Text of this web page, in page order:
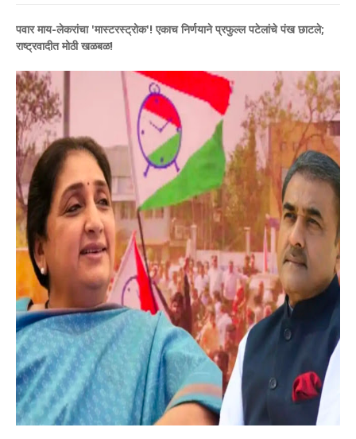
पवार माय-लेकरांचा 'मास्टरस्ट्रोक'! एकाच निर्णयाने प्रफुल्ल पटेलांचे पंख छाटले;
राष्ट्रवादीत मोठी खळबळ!